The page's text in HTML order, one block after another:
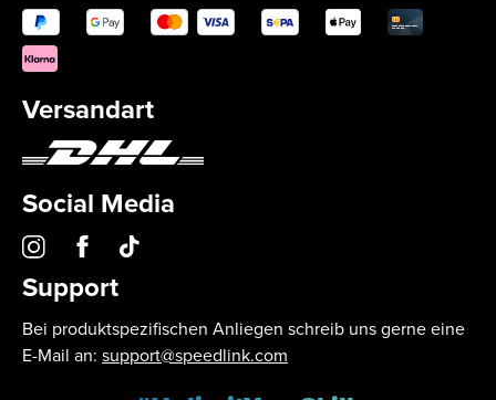
Versandart
Social Media
Support
Bei produktspezifischen Anliegen schreib uns gerne eine
E-Mail an: support@speedlink.com